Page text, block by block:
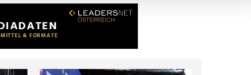
und Analysen weiter. Unsere Partner führen diese Informationen
Sie ihnen bereitgestellt haben oder die sie im Rahmen Ihrer Nutzung